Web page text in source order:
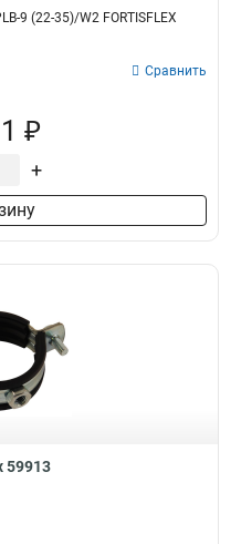
9 (22-35)/W2 FORTISFLEX
Сравнить
₽
+
59913